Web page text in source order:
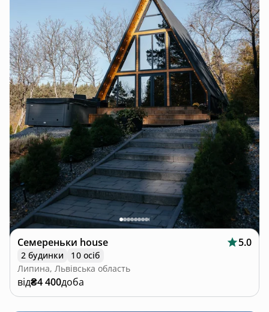
Barbizon - rest in the forest 🔺
Семереньки house 5.0
2 будинки
10 осіб
Липина, Львівська область
від₴4 400доба